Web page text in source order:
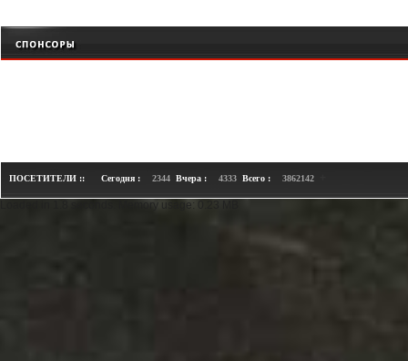
ПОСЕТИТЕЛИ :: Сегодня : 2344 Вчера : 4333 Всего : 3862142
Loaded in 1.8 seconds. Memory usage: 0.23 MB